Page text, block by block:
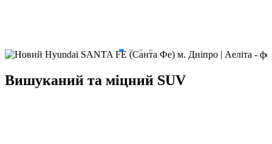
Вишуканий та міцний SUV